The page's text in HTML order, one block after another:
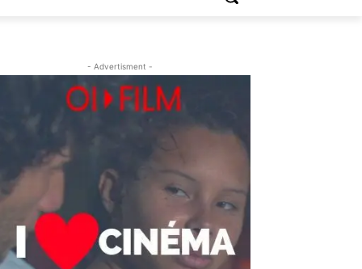
- Advertisment -